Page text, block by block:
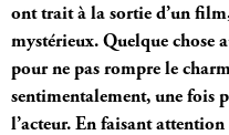
ont trait à la sortie d’un
mystérieux. Quelque chose
pour ne pas rompre le
sentimentalement, une fois
l’acteur. En faisant